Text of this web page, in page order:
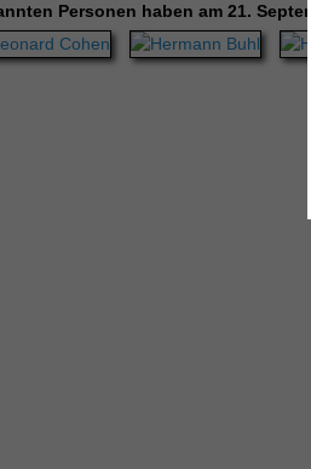
Personen haben am 21.